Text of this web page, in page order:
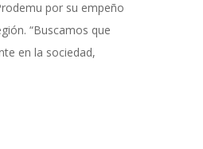
por su empeño
“Buscamos que
en la sociedad,